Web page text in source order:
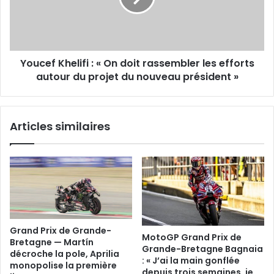
efforts
autour
président
Youcef Khelifi : « On doit rassembler les efforts
autour du projet du nouveau président »
Articles similaires
Grand Prix de Grande-
Bretagne — Martín
décroche la pole, Aprilia
monopolise la première
MotoGP Grand Prix de
Grande-Bretagne Bagnaia
: « J’ai la main gonflée